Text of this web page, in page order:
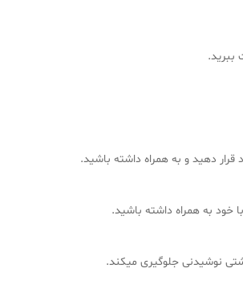
ببرید.
دهید و به همراه داشته باشید.
خود به همراه داشته باشید.
نوشیدنی جلوگیری میکند.